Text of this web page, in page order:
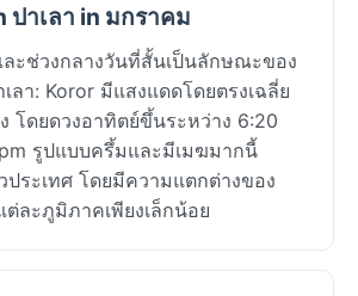
ปาเลา in มกราคม
ะช่วงกลางวันที่สั้นเป็นลักษณะของ
ลา: Koror มีแสงแดดโดยตรงเฉลี่ย
โดยดวงอาทิตย์ขึ้นระหว่าง 6:20
รูปแบบครึ้มและมีเมฆมากนี้
ระเทศ โดยมีความแตกต่างของ
ละภูมิภาคเพียงเล็กน้อย